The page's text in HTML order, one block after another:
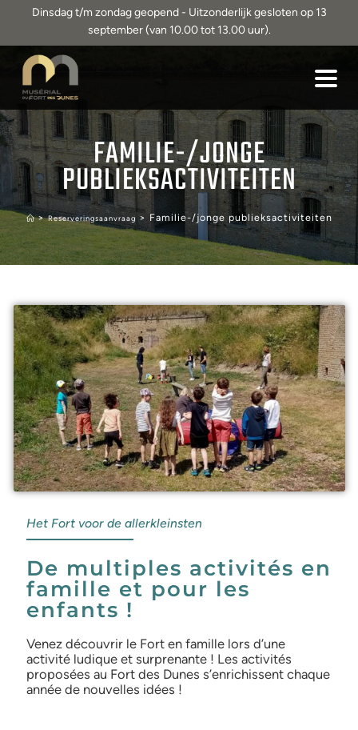
Dinsdag t/m zondag geopend - Uitzonderlijk gesloten op 13
september (van 10.00 tot 13.00 uur).
FAMILIE-/JONGE
PUBLIEKSACTIVITEITEN
>Reserveringsaanvraag > Familie-/jonge publieksactiviteiten
Het Fort voor de allerkleinsten
De multiples activités en
famille et pour les
enfants !
Venez découvrir le Fort en famille lors d’une
activité ludique et surprenante ! Les activités
proposées au Fort des Dunes s’enrichissent chaque
année de nouvelles idées !